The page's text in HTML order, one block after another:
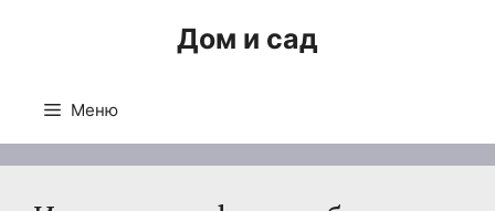
Дом и сад
Меню